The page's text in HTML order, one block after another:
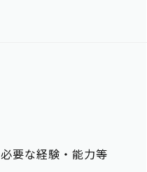
必要な経験・能力等